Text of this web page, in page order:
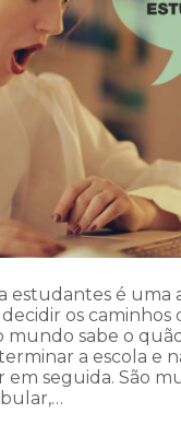
estudantes é uma
os caminhos
mundo sabe o
a escola e
seguida. São